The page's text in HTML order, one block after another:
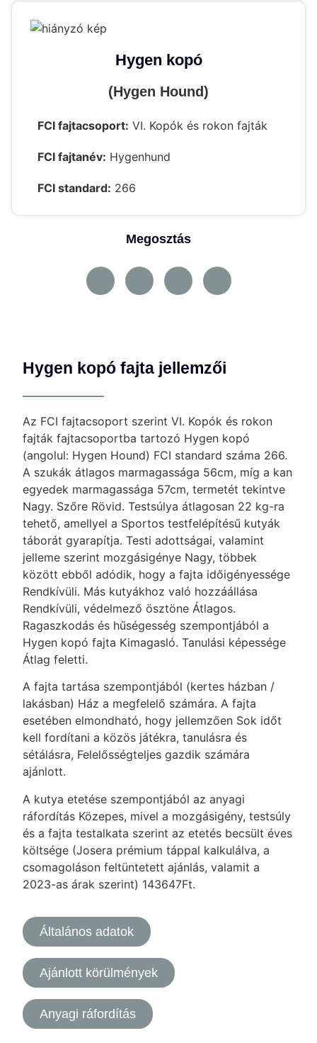
Hygen kopó
(Hygen Hound)
FCI fajtacsoport: VI. Kopók és rokon fajták
FCI fajtanév: Hygenhund
FCI standard: 266
Megosztás
Hygen kopó fajta jellemzői
Az FCI fajtacsoport szerint VI. Kopók és rokon
fajták fajtacsoportba tartozó Hygen kopó
(angolul: Hygen Hound) FCI standard száma 266.
A szukák átlagos marmagassága 56cm, míg a kan
egyedek marmagassága 57cm, termetét tekintve
Nagy. Szőre Rövid. Testsúlya átlagosan 22 kg-ra
tehető, amellyel a Sportos testfelépítésű kutyák
táborát gyarapítja. Testi adottságai, valamint
jelleme szerint mozgásigénye Nagy, többek
között ebből adódik, hogy a fajta időigényessége
Rendkívüli. Más kutyákhoz való hozzáállása
Rendkívüli, védelmező ösztöne Átlagos.
Ragaszkodás és hűségesség szempontjából a
Hygen kopó fajta Kimagasló. Tanulási képessége
Átlag feletti.
A fajta tartása szempontjából (kertes házban /
lakásban) Ház a megfelelő számára. A fajta
esetében elmondható, hogy jellemzően Sok időt
kell fordítani a közös játékra, tanulásra és
sétálásra, Felelősségteljes gazdik számára
ajánlott.
A kutya etetése szempontjából az anyagi
ráfordítás Közepes, mivel a mozgásigény, testsúly
és a fajta testalkata szerint az etetés becsült éves
költsége (Josera prémium táppal kalkulálva, a
csomagoláson feltüntetett ajánlás, valamit a
2023-as árak szerint) 143647Ft.
Általános adatok
Ajánlott körülmények
Anyagi ráfordítás